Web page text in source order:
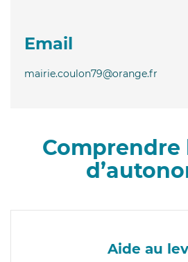
Email
mairie.coulon79@orange.fr
Comprendre
Aide au